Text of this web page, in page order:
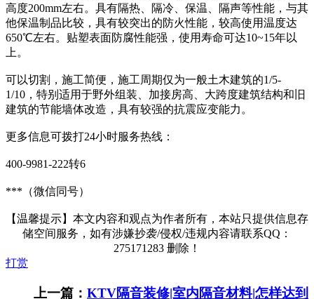
高度200mm左右。具有隔热、隔冷、保温、隔声等性能，与其
他保温制品比较，具有较突出的防火性能，较高使用温度达
650℃左右。贴塑表面防腐性能强，使用寿命可达10~15年以
上。
可以切割，施工简便，施工周期仅为一般土木建筑的1/5-
1/10，特别适用于野外组装、加接房高、大跨度建筑结构和旧
建筑的节能墙体改造，具有较强的抗震应变能力。
更多信息可拨打24小时服务热线：
400-9981-222转6
***（微信同号）
【温馨提示】本文内容和观点为作者所有，本站只提供信息存
储空间服务，如有涉嫌抄袭/侵权/违规内容请联系QQ：
275171283 删除！
打赏
上一篇： KTV隔音装修|室内隔音材料|怎样达到